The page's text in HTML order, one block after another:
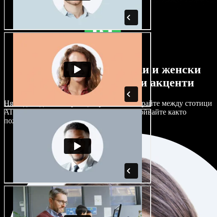
Огромен избор от мъжки и женски
гласове с най-различни акценти
Няма два еднакво звучащи проекта. Избирайте между стотици
AI гласови актьори и акценти и ги настройвайте както
пожелаете.